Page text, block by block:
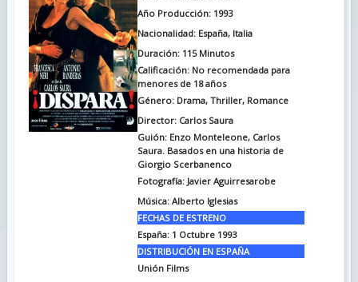
Año Producción: 1993
Nacionalidad: España, Italia
Duración: 115 Minutos
Calificación: No recomendada para
menores de 18 años
Género: Drama, Thriller, Romance
Director: Carlos Saura
Guión: Enzo Monteleone, Carlos
Saura. Basados en una historia de
Giorgio Scerbanenco
Fotografía: Javier Aguirresarobe
Música: Alberto Iglesias
FECHAS DE ESTRENO
España: 1 Octubre 1993
DISTRIBUCIÓN EN ESPAÑA
Unión Films